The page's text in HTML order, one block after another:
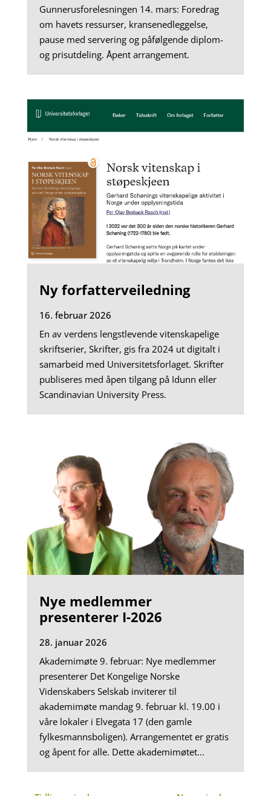
Gunnerusforelesningen 14. mars: Foredrag
om havets ressurser, kransenedleggelse,
pause med servering og påfølgende diplom-
og prisutdeling. Åpent arrangement.
Ny forfatterveiledning
16. februar 2026
En av verdens lengstlevende vitenskapelige
skriftserier, Skrifter, gis fra 2024 ut digitalt i
samarbeid med Universitetsforlaget. Skrifter
publiseres med åpen tilgang på Idunn eller
Scandinavian University Press.
Nye medlemmer
presenterer I-2026
28. januar 2026
Akademimøte 9. februar: Nye medlemmer
presenterer Det Kongelige Norske
Videnskabers Selskab inviterer til
akademimøte mandag 9. februar kl. 19.00 i
våre lokaler i Elvegata 17 (den gamle
fylkesmannsboligen). Arrangementet er gratis
og åpent for alle. Dette akademimøtet...